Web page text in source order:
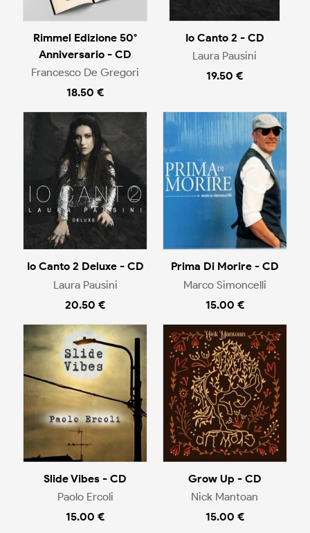
Rimmel Edizione 50°
Anniversario - CD
Francesco De Gregori
18.50 €
Io Canto 2 - CD
Laura Pausini
19.50 €
Io Canto 2 Deluxe - CD
Laura Pausini
20.50 €
Prima Di Morire - CD
Marco Simoncelli
15.00 €
Slide Vibes - CD
Paolo Ercoli
15.00 €
Grow Up - CD
Nick Mantoan
15.00 €